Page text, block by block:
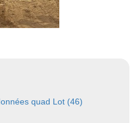
quad Lot (46)